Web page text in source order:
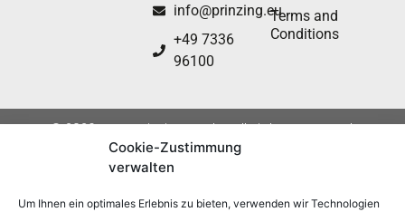
Cookie-Zustimmung
verwalten
Um Ihnen ein optimales Erlebnis zu bieten, verwenden wir Technologien
info@prinzing.eu
+49 7336
96100
Terms and
Conditions
© 2026 Peter Prinzing GmbH All Rights Reserved.